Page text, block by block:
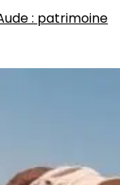
: patrimoine